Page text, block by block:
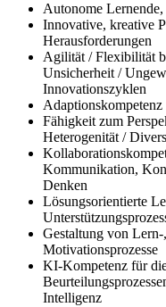
Autonome
Innovative, kreative
Herausforderungen
Agilität / Flexibilität
Unsicherheit /
Innovationszyklen
Fähigkeit zum
Heterogenität /
Kommunikation,
Denken
Lösungsorientierte
Gestaltung von
Motivationsprozesse
KI-Kompetenz für
Intelligenz